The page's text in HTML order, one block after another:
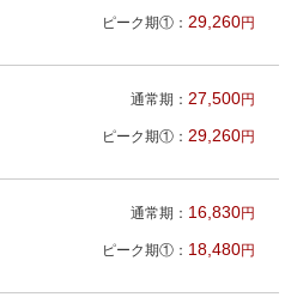
ピーク期①： 29,260円
通常期： 27,500円
ピーク期①： 29,260円
通常期： 16,830円
ピーク期①： 18,480円